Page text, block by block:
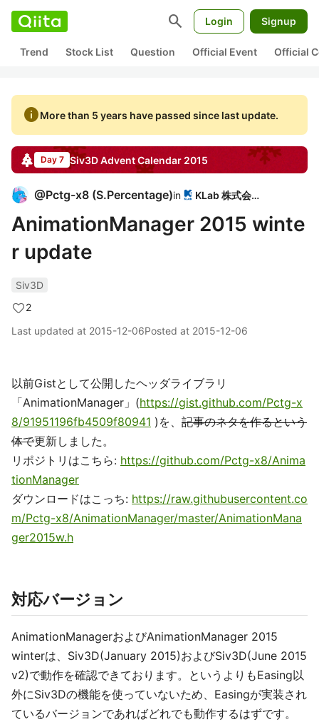
search Login Signup
Trend Stock List Question Official Event Official
infoMore than 5 years have passed since last update.
Day 7 Siv3DAdvent Calendar 2015
@Pctg-x8 (S.Percentage)in KLab 株式会社
AnimationManager 2015 winte
r update
Siv3D
2
Last updated at 2015-12-06Posted at 2015-12-06
以前Gistとして公開したヘッダライブラリ
「AnimationManager」(https://gist.github.com/Pctg-x
8/91951196fb4509f80941 )を、 記事のネタを作るという
体で更新しました。
リポジトリはこちら: https://github.com/Pctg-x8/Anima
tionManager
ダウンロードはこっち: https://raw.githubusercontent.co
m/Pctg-x8/AnimationManager/master/AnimationMana
ger2015w.h
対応バージョン
AnimationManagerおよびAnimationManager 2015
winterは、Siv3D(January 2015)およびSiv3D(June 2015
v2)で動作を確認できております。というよりもEasing以
外にSiv3Dの機能を使っていないため、Easingが実装され
ているバージョンであればどれでも動作するはずです。